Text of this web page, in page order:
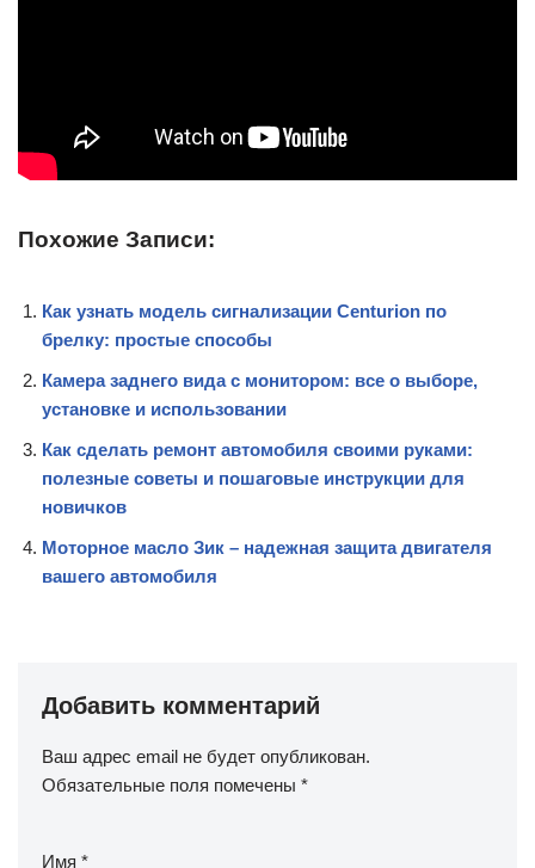
Похожие Записи:
Как узнать модель сигнализации Centurion по
брелку: простые способы
Камера заднего вида с монитором: все о выборе,
установке и использовании
Как сделать ремонт автомобиля своими руками:
полезные советы и пошаговые инструкции для
новичков
Моторное масло Зик – надежная защита двигателя
вашего автомобиля
Добавить комментарий
Ваш адрес email не будет опубликован.
Обязательные поля помечены *
Имя *